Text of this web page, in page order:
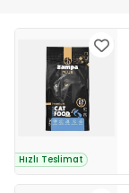
Hızlı Teslimat